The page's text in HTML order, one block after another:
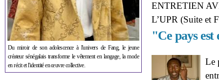
Du miroir de son adolescence à l'univers de Fang, le jeune
créateur sénégalais transforme le vêtement en langage, la mode
en récit et l'identité en œuvre collective.
ENTRETIEN
L’UPR (Suite et
"Ce pays
Le